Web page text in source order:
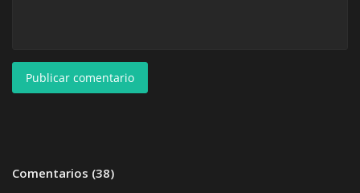
Publicar comentario
Comentarios (38)